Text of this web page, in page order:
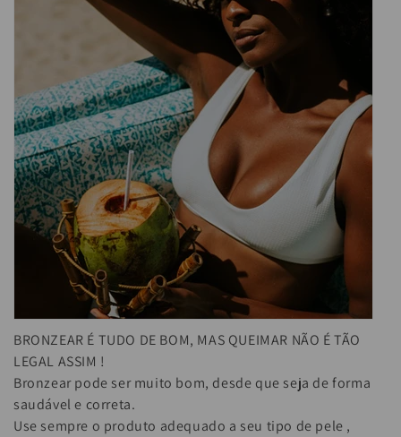
o
:
BRONZEAR É TUDO DE BOM, MAS QUEIMAR NÃO É TÃO
LEGAL ASSIM !
Bronzear pode ser muito bom, desde que seja de forma
saudável e correta.
Use sempre o produto adequado a seu tipo de pele ,